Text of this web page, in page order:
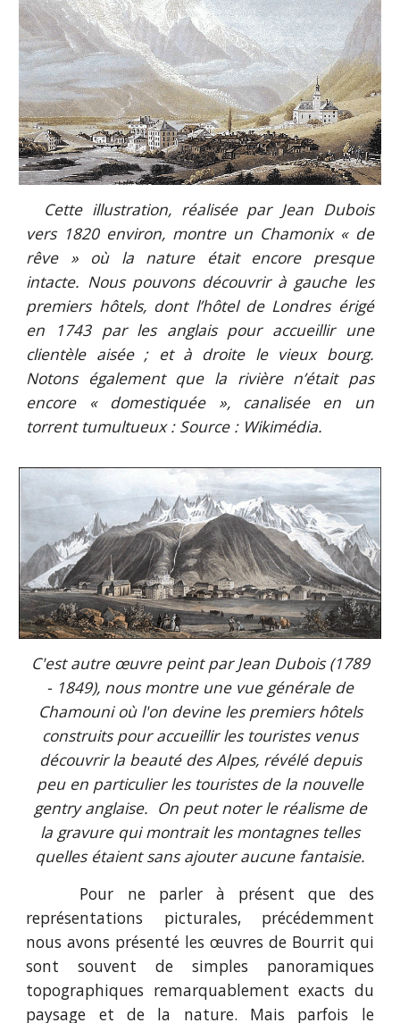
Cette illustration, réalisée par Jean Dubois
vers 1820 environ, montre un Chamonix « de
rêve » où la nature était encore presque
intacte. Nous pouvons découvrir à gauche les
premiers hôtels, dont l’hôtel de Londres érigé
en 1743 par les anglais pour accueillir une
clientèle aisée ; et à droite le vieux bourg.
Notons également que la rivière n’était pas
encore « domestiquée », canalisée en un
torrent tumultueux : Source : Wikimédia.
C'est autre œuvre peint par Jean Dubois (1789
- 1849), nous montre une vue générale de
Chamouni où l'on devine les premiers hôtels
construits pour accueillir les touristes venus
découvrir la beauté des Alpes, révélé depuis
peu en particulier les touristes de la nouvelle
gentry anglaise. On peut noter le réalisme de
la gravure qui montrait les montagnes telles
quelles étaient sans ajouter aucune fantaisie.
Pour ne parler à présent que des
représentations picturales, précédemment
nous avons présenté les œuvres de Bourrit qui
sont souvent de simples panoramiques
topographiques remarquablement exacts du
paysage et de la nature. Mais parfois le